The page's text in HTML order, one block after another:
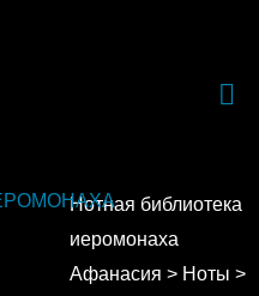
Нотная библиотека
иеромонаха
Афанасия > Ноты >